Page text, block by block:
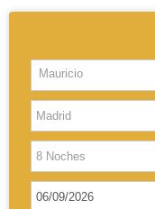
Hoteles
Vuelos
El Caribe
Europa
Mauricio